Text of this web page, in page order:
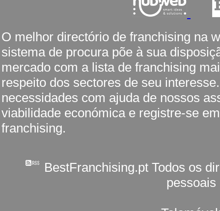
O melhor directório de franchising na
sistema de procura põe à sua
mercado com a lista de franchising
respeito dos sectores de seu
necessidades com ajuda de nossos
viabilidade económica e registre-se
franchising.
BestFranchising.pt Todos os
pessoais